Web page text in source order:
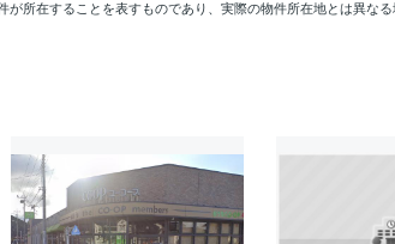
所在することを表すものであり、実際の物件所在地とは異なる